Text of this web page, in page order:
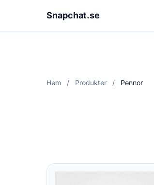
Snapchat.se
Hem / Produkter / Pennor